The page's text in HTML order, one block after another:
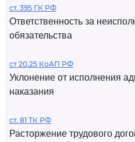
ст. 395 ГК РФ
Ответственность за
обязательства
ст 20.25 КоАП РФ
Уклонение от исполнения
наказания
ст. 81 ТК РФ
Расторжение трудового